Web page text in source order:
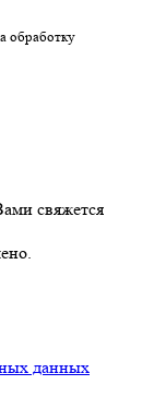
обработку
свяжется
данных